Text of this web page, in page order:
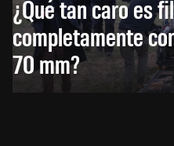
¿Qué tan caro es
completamente
70 mm?